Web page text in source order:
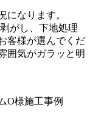
になります。
がし、下地処理
客様が選んでくだ
囲気がガラッと明